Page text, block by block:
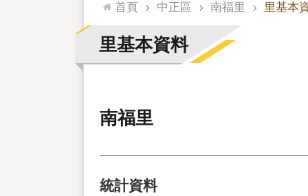
首頁 中正區 南福里 里基本
里基本資料
南福里
統計資料